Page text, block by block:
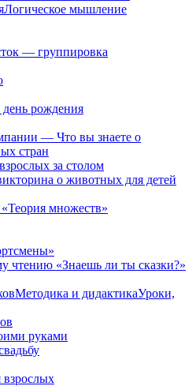
Логическое мышление
— группировка
рождения
— Что вы знаете о
стран
за столом
о животных для детей
множеств»
чтению «Знаешь ли ты сказки?»
Методика и дидактикаУроки,
руками